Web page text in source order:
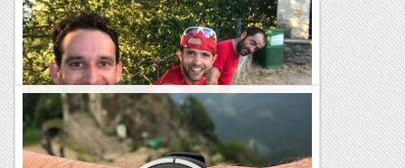
27/08/20. Avui m’apunto amb el Toni Céspedes, Josep
Bellmunt i Pere Lluís Ibarz a una matinal al Torrent de Santa
Caterina, a fer una mica d’escalada esportiva, una zona...
Joan asín
Bellmunt